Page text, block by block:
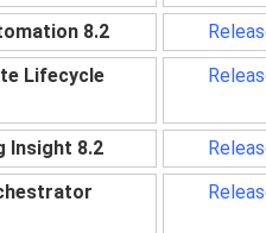
8.2
Lifecycle
Insight 8.2